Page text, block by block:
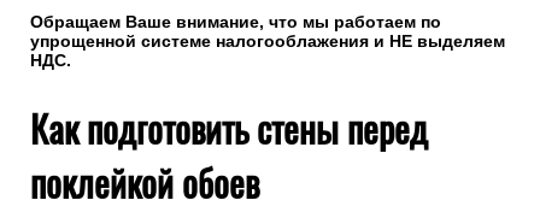
Обращаем Ваше внимание, что мы работаем по
упрощенной системе налогооблажения и НЕ выделяем
НДС.
Как подготовить стены перед
поклейкой обоев